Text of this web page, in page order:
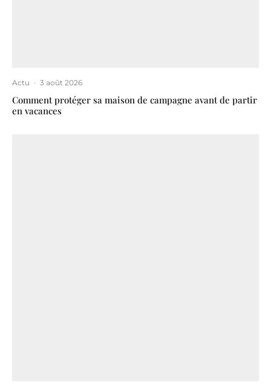
Actu · 3 août 2026
Comment protéger sa maison de campagne avant de partir
en vacances